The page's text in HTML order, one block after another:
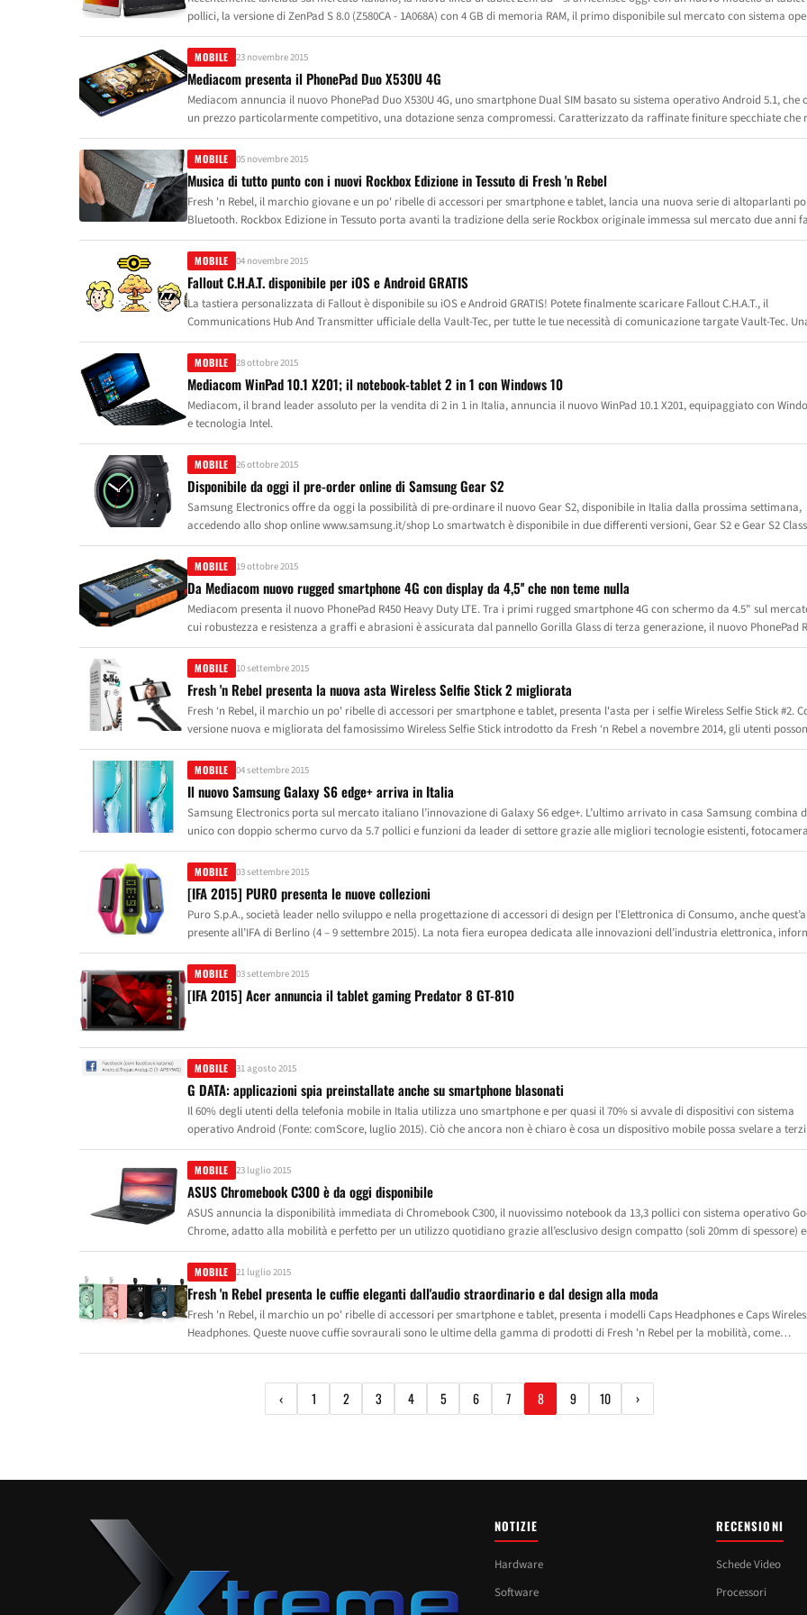
quello che risalta di più.
pollici, la versione di ZenPad S 8.0 (Z580CA - 1A068A) con 4 GB di memoria RAM, il primo disponibile sul mercato con sistema
Android™ 5.0. Grazie alla memoria da 4 GB, questo modello di ZenPad™ S 8.0 è la soluzione più evoluta della nuova serie ed è
di assicurare il passaggio da un’applicazione all’altra in maniera fluida, garantendo operazioni di multitasking istantanee ed
impeccabili.
MOBILE 23 novembre 2015
Mediacom presenta il PhonePad Duo X530U 4G
Mediacom annuncia il nuovo PhonePad Duo X530U 4G, uno smartphone Dual SIM basato su sistema operativo Android 5.1, che
un prezzo particolarmente competitivo, una dotazione senza compromessi. Caratterizzato da raffinate finiture specchiate che
valorizzano l'estrema sottigliezza (appena 6,9 mm di spessore) e da un luminoso display HD IPS da 5.0" che, grazie al doppio
assicura i più elevati livelli di protezione, il nuovo PhonePad Duo X530U 4G racchiude, in soli 145 gr, una dotazione
completa, che farà la gioia anche dei più esigenti.
MOBILE 05 novembre 2015
Musica di tutto punto con i nuovi Rockbox Edizione in Tessuto di Fresh 'n Rebel
Fresh 'n Rebel, il marchio giovane e un po' ribelle di accessori per smartphone e tablet, lancia una nuova serie di altoparlanti
Bluetooth. Rockbox Edizione in Tessuto porta avanti la tradizione della serie Rockbox originale immessa sul mercato due anni
con un tocco alla moda in più. La serie Rockbox Edizione in Tessuto si articola in cinque diversi altoparlanti Bluetooth per gli
appassionati di design e per gli amanti della musica: Cube, Round, Brick, Fold e Chunk. L'aspetto moderno dal sobrio design
combina materiali di qualità e suoni straordinari.
MOBILE 04 novembre 2015
Fallout C.H.A.T. disponibile per iOS e Android GRATIS
La tastiera personalizzata di Fallout è disponibile su iOS e Android GRATIS! Potete finalmente scaricare Fallout C.H.A.T., il
Communications Hub And Transmitter ufficiale della Vault-Tec, per tutte le tue necessità di comunicazione targate Vault-Tec.
tastiera personalizzata per messaggi straordinari, con oltre 60 emoji di Fallout e le GIF animate Vault Boy.
MOBILE 28 ottobre 2015
Mediacom WinPad 10.1 X201; il notebook-tablet 2 in 1 con Windows 10
Mediacom, il brand leader assoluto per la vendita di 2 in 1 in Italia, annuncia il nuovo WinPad 10.1 X201, equipaggiato con
e tecnologia Intel.
MOBILE 26 ottobre 2015
Disponibile da oggi il pre-order online di Samsung Gear S2
Samsung Electronics offre da oggi la possibilità di pre-ordinare il nuovo Gear S2, disponibile in Italia dalla prossima settimana,
accedendo allo shop online www.samsung.it/shop Lo smartwatch è disponibile in due differenti versioni, Gear S2 e Gear S2
scegliere il modello più adatto ai propri gusti ed esigenze: il primo ideale per i consumatori sempre in movimento che
minimal e moderne, il secondo per coloro che preferiscono un orologio dal design più elegante grazie ad una finitura nera
con un cinturino in pelle.
MOBILE 19 ottobre 2015
Da Mediacom nuovo rugged smartphone 4G con display da 4,5'' che non teme nulla
Mediacom presenta il nuovo PhonePad R450 Heavy Duty LTE. Tra i primi rugged smartphone 4G con schermo da 4.5" sul
cui robustezza e resistenza a graffi e abrasioni è assicurata dal pannello Gorilla Glass di terza generazione, il nuovo PhonePad
la scelta ideale per tutti coloro che lavorano o praticano sport in ambienti polverosi, sporchi, umidi o a contatto con acqua o
liquidi, ma che desiderano comunque tutte le funzionalità di uno smartphone allo stato dell'arte.
MOBILE 10 settembre 2015
Fresh 'n Rebel presenta la nuova asta Wireless Selfie Stick 2 migliorata
Fresh ‘n Rebel, il marchio un po' ribelle di accessori per smartphone e tablet, presenta l'asta per i selfie Wireless Selfie Stick #2.
versione nuova e migliorata del famosissimo Wireless Selfie Stick introdotto da Fresh ‘n Rebel a novembre 2014, gli utenti
scattare selfie ancora migliori. Il cavalletto è super resistente e ora è ancor più compatto, perfetto per ogni tipo di viaggio:
via, feste, viaggi itineranti o vacanze al mare. L'asta per i selfie Wireless Selfie Stick #2 può essere abbinata agli smartphone
iOS tramite Bluetooth per scattare i selfie in wireless tramite il pulsante remoto. Con un'estensione di 80 cm e un portatelefono
regolabile, gli appassionati di selfie potranno finalmente scattare la foto perfetta dalla giusta angolazione.
MOBILE 04 settembre 2015
Il nuovo Samsung Galaxy S6 edge+ arriva in Italia
Samsung Electronics porta sul mercato italiano l’innovazione di Galaxy S6 edge+. L’ultimo arrivato in casa Samsung combina
unico con doppio schermo curvo da 5.7 pollici e funzioni da leader di settore grazie alle migliori tecnologie esistenti, fotocamera
avanzata per scatti e video di alta qualità, elevata riduzione dei tempi di ricarica e potente processore.
MOBILE 03 settembre 2015
[IFA 2015] PURO presenta le nuove collezioni
Puro S.p.A., società leader nello sviluppo e nella progettazione di accessori di design per l’Elettronica di Consumo, anche
presente all’IFA di Berlino (4 – 9 settembre 2015). La nota fiera europea dedicata alle innovazioni dell’industria elettronica,
e multimediale, è la vetrina perfetta per presentare tutte le novità a marchio PURO. I nuovi prodotti per smartphone, phablet e
verranno mostrati in anteprima a un vasto pubblico internazionale in una cornice rinnovata ed esclusiva.
MOBILE 03 settembre 2015
[IFA 2015] Acer annuncia il tablet gaming Predator 8 GT-810
MOBILE 31 agosto 2015
G DATA: applicazioni spia preinstallate anche su smartphone blasonati
Il 60% degli utenti della telefonia mobile in Italia utilizza uno smartphone e per quasi il 70% si avvale di dispositivi con sistema
operativo Android (Fonte: comScore, luglio 2015). Ciò che ancora non è chiaro è cosa un dispositivo mobile possa svelare a
suo possessore. Dopo aver rivelato le estese funzionalità di spionaggio integrate di fabbrica nello smartphone Star N9500, gli
sicurezza di G DATA hanno approfondito le ricerche e ne pubblicano i risultati nell’attuale Mobile Malware Report: in oltre 26
parte anche di noti produttori come Huawei, Lenovo o Xiaomi, sono stati scoperti malware e applicazioni spia preinstallate nel
firmware del dispositivo.
MOBILE 23 luglio 2015
ASUS Chromebook C300 è da oggi disponibile
ASUS annuncia la disponibilità immediata di Chromebook C300, il nuovissimo notebook da 13,3 pollici con sistema operativo
Chrome, adatto alla mobilità e perfetto per un utilizzo quotidiano grazie all’esclusivo design compatto (soli 20mm di spessore)
elegante, dotato di una batteria che assicura un utilizzo fino a 10 ore.
MOBILE 21 luglio 2015
Fresh 'n Rebel presenta le cuffie eleganti dall'audio straordinario e dal design alla moda
Fresh 'n Rebel, il marchio un po' ribelle di accessori per smartphone e tablet, presenta i modelli Caps Headphones e Caps
Headphones. Queste nuove cuffie sovraurali sono le ultime della gamma di prodotti di Fresh 'n Rebel per la mobilità, come
l'altoparlante Bluetooth portatile Rockbox e i prodotti colorati per la ricarica. Le nuove cuffie sono caratterizzate da suoni a
permettere a chi le indossa di ascoltare i propri brani preferiti dappertutto.
‹ 1 2 3 4 5 6 7 8 9 10 ›
NOTIZIE
Hardware
Software
RECENSIONI
Schede Video
Processori